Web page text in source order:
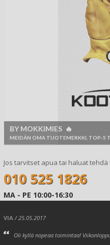
BY MOKKIMIES 🔥
MEIDÄN OMA TUOTEMERKKI, TOP-5
Jos tarvitset apua tai haluat
010 525 1826
MA - PE 10:00-16:30
VIA/ 25.05.2017
Oli kyllä nopeaa toimintaa!